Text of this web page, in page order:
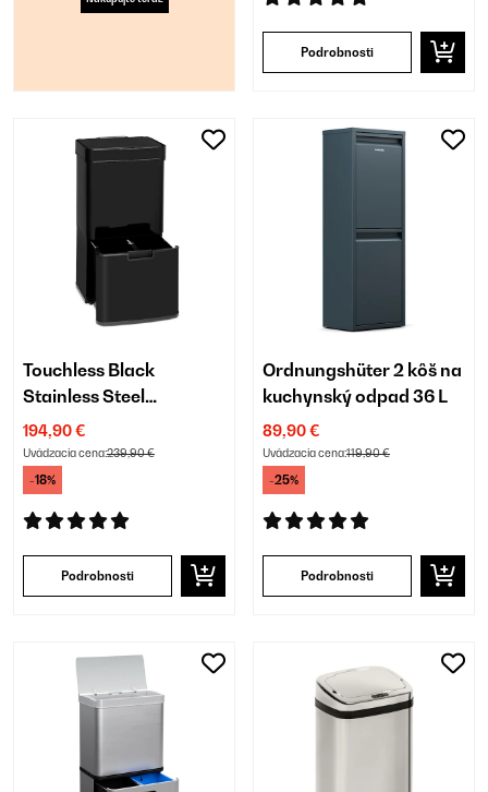
Podrobnosti
Touchless Black
Stainless Steel
odpadkový kôš
194,90 €
Uvádzacia cena:239,90 €
-18%
Podrobnosti
Ordnungshüter 2 kôš na
kuchynský odpad 36 L
89,90 €
Uvádzacia cena:119,90 €
-25%
Podrobnosti